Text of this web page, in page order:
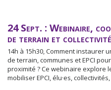
24 Sept. : Webinaire,
de terrain et
14h à 15h30, Comment instaurer
de terrain, communes et EPCI
proximité ? Ce webinaire explore
mobiliser EPCI, élu·es, collectivités,